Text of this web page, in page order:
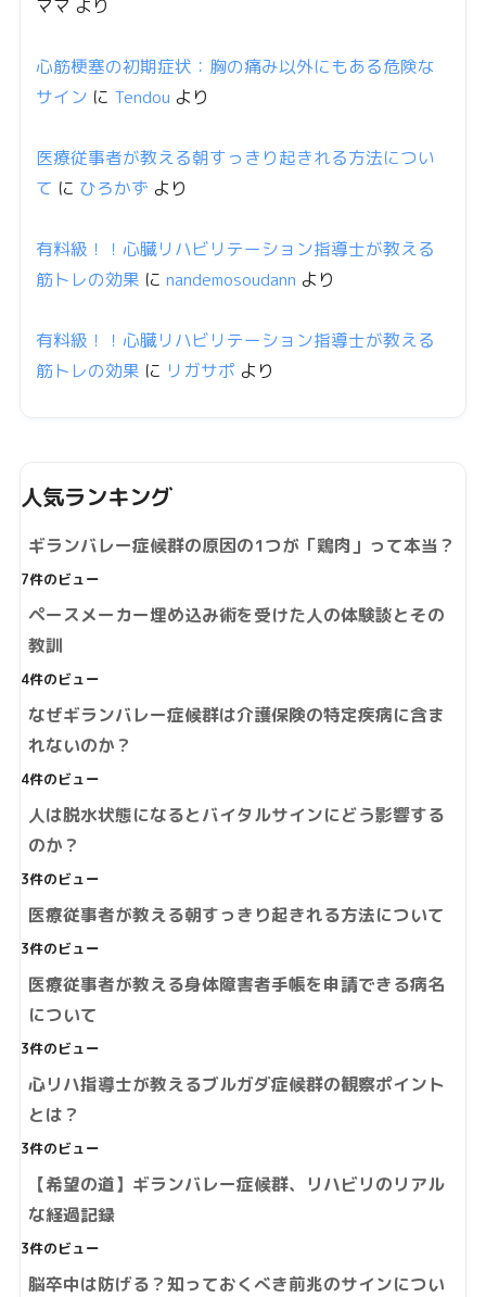
ママ より
心筋梗塞の初期症状：胸の痛み以外にもある危険な
サイン に Tendou より
医療従事者が教える朝すっきり起きれる方法につい
て に ひろかず より
有料級！！心臓リハビリテーション指導士が教える
筋トレの効果 に nandemosoudann より
有料級！！心臓リハビリテーション指導士が教える
筋トレの効果 に リガサポ より
人気ランキング
ギランバレー症候群の原因の1つが「鶏肉」って本当？
7件のビュー
ペースメーカー埋め込み術を受けた人の体験談とその
教訓
4件のビュー
なぜギランバレー症候群は介護保険の特定疾病に含ま
れないのか？
4件のビュー
人は脱水状態になるとバイタルサインにどう影響する
のか？
3件のビュー
医療従事者が教える朝すっきり起きれる方法について
3件のビュー
医療従事者が教える身体障害者手帳を申請できる病名
について
3件のビュー
心リハ指導士が教えるブルガダ症候群の観察ポイント
とは？
3件のビュー
【希望の道】ギランバレー症候群、リハビリのリアル
な経過記録
3件のビュー
脳卒中は防げる？知っておくべき前兆のサインについ